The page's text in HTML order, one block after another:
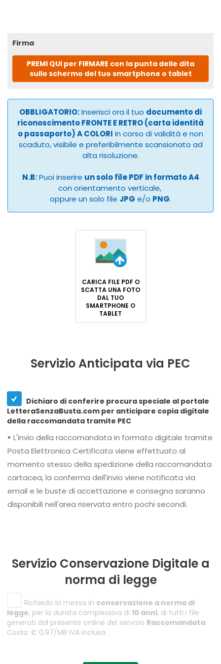
Firma
PREMI QUI per FIRMARE con la punta delle dita
sullo schermo del tuo smartphone o tablet
OBBLIGATORIO:Inserisci ora il tuo documento di
riconoscimento FRONTE E RETRO (carta identità
o passaporto) A COLORI in corso di validità e non
scaduto, visibile e preferibilmente scansionato ad
alta risoluzione.
N.B:Puoi inserire un solo file PDF in formato A4
con orientamento verticale,
oppure un solo file JPG e/o PNG.
CARICA FILE PDF O
SCATTA UNA FOTO
DAL TUO
SMARTPHONE O
TABLET
Servizio Anticipata via PEC
Dichiaro di conferire procura speciale al portale
LetteraSenzaBusta.com per anticipare copia digitale
della raccomandata tramite PEC
• L'invio della raccomandata in formato digitale tramite
Posta Elettronica Certificata viene effettuato al
momento stesso della spedizione della raccomandata
cartacea, la conferma dell'invio viene notificata via
email e le buste di accettazione e consegna saranno
disponibili nell'area riservata entro pochi secondi.
Servizio Conservazione Digitale a
norma di legge
Richiedo la messa in conservazione a norma di
legge, per la durata complessiva di 10 anni, di tutti i file
generati dal presente ordine del servizio Raccomandata.
Costo: € 0,97/MB IVA inclusa.